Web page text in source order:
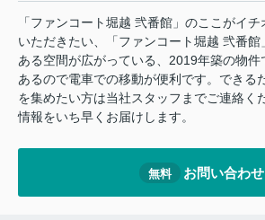
「ファンコート堀越 弐番館」のここがイ
いただきたい、「ファンコート堀越 弐番
ある空間が広がっている、2019年築の物
あるので電車での移動が便利です。できる
を集めたい方は当社スタッフまでご連絡く
情報をいち早くお届けします。
無料 お問い合わせ